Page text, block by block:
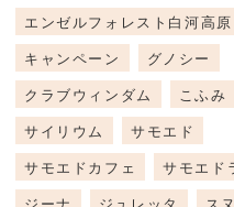
エンゼルフォレスト白河高原
キャンペーン
グノシー
クラブウィンダム
こふみ
サイリウム
サモエド
サモエドカフェ
サモエド